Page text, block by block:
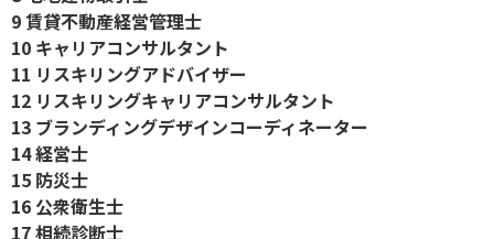
9 賃貸不動産経営管理士
10 キャリアコンサルタント
11 リスキリングアドバイザー
12 リスキリングキャリアコンサルタント
13 ブランディングデザインコーディネーター
14 経営士
15 防災士
16 公衆衛生士
17 相続診断士